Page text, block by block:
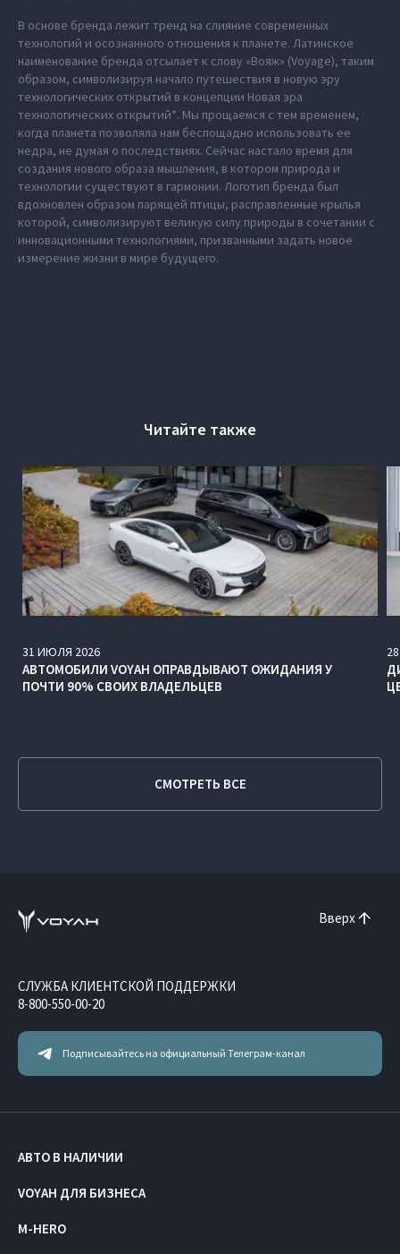
В основе бренда лежит тренд на слияние современных
технологий и осознанного отношения к планете. Латинское
наименование бренда отсылает к слову «Вояж» (Voyage), таким
образом, символизируя начало путешествия в новую эру
технологических открытий в концепции Новая эра
технологических открытий*. Мы прощаемся с тем временем,
когда планета позволяла нам беспощадно использовать ее
недра, не думая о последствиях. Сейчас настало время для
создания нового образа мышления, в котором природа и
технологии существуют в гармонии. Логотип бренда был
вдохновлен образом парящей птицы, расправленные крылья
которой, символизируют великую силу природы в сочетании с
инновационными технологиями, призванными задать новое
измерение жизни в мире будущего.
Читайте также
31 ИЮЛЯ 2026
АВТОМОБИЛИ VOYAH ОПРАВДЫВАЮТ ОЖИДАНИЯ У
ПОЧТИ 90% СВОИХ ВЛАДЕЛЬЦЕВ
28
СМОТРЕТЬ ВСЕ
Вверх
Подписывайтесь на официальный Телеграм-канал
СЛУЖБА КЛИЕНТСКОЙ ПОДДЕРЖКИ
8-800-550-00-20
АВТО В НАЛИЧИИ
VOYAH ДЛЯ БИЗНЕСА
M-HERO